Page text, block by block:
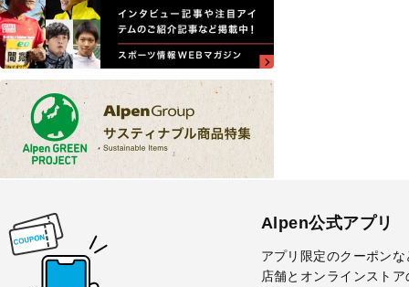
Alpen公式アプリ
アプリ限定のクーポンな
店舗とオンラインスト